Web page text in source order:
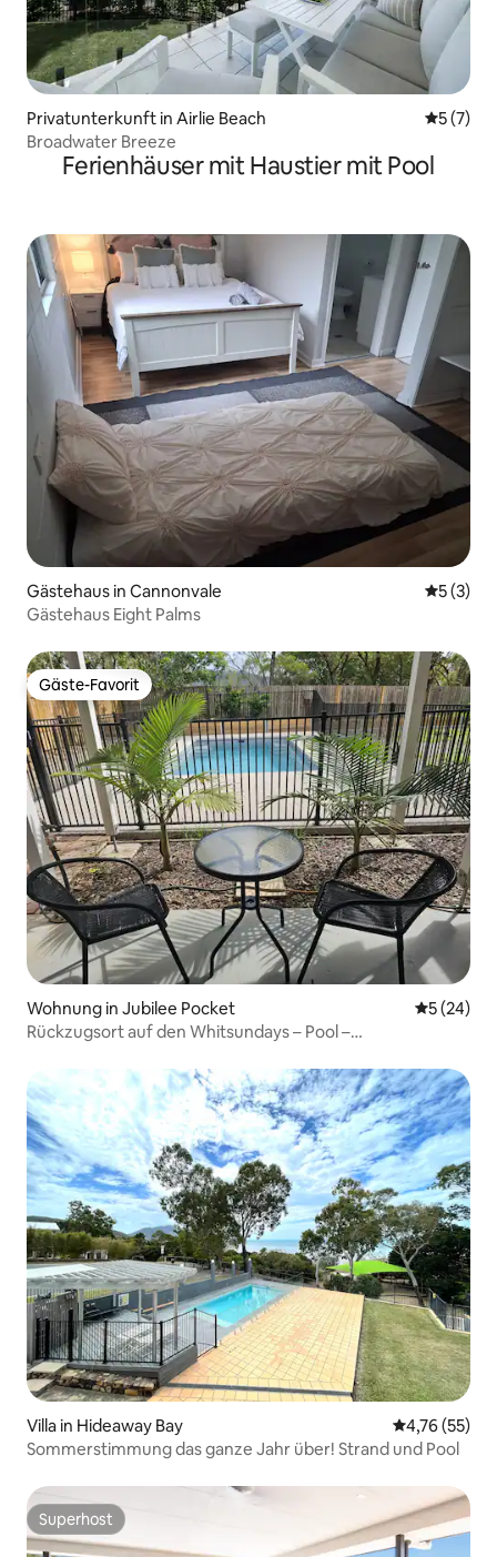
Privatunterkunft in Airlie Beach
5 (7)
Broadwater Breeze
Ferienhäuser mit Haustier mit Pool
Gästehaus in Cannonvale
5 (3)
Gästehaus Eight Palms
Gäste-Favorit
Gäste-Favorit
Wohnung in Jubilee Pocket
5 (24)
Rückzugsort auf den Whitsundays – Pool –
Villa in Hideaway Bay
4,76 (55)
Sommerstimmung das ganze Jahr über! Strand und Pool
Superhost
Superhost